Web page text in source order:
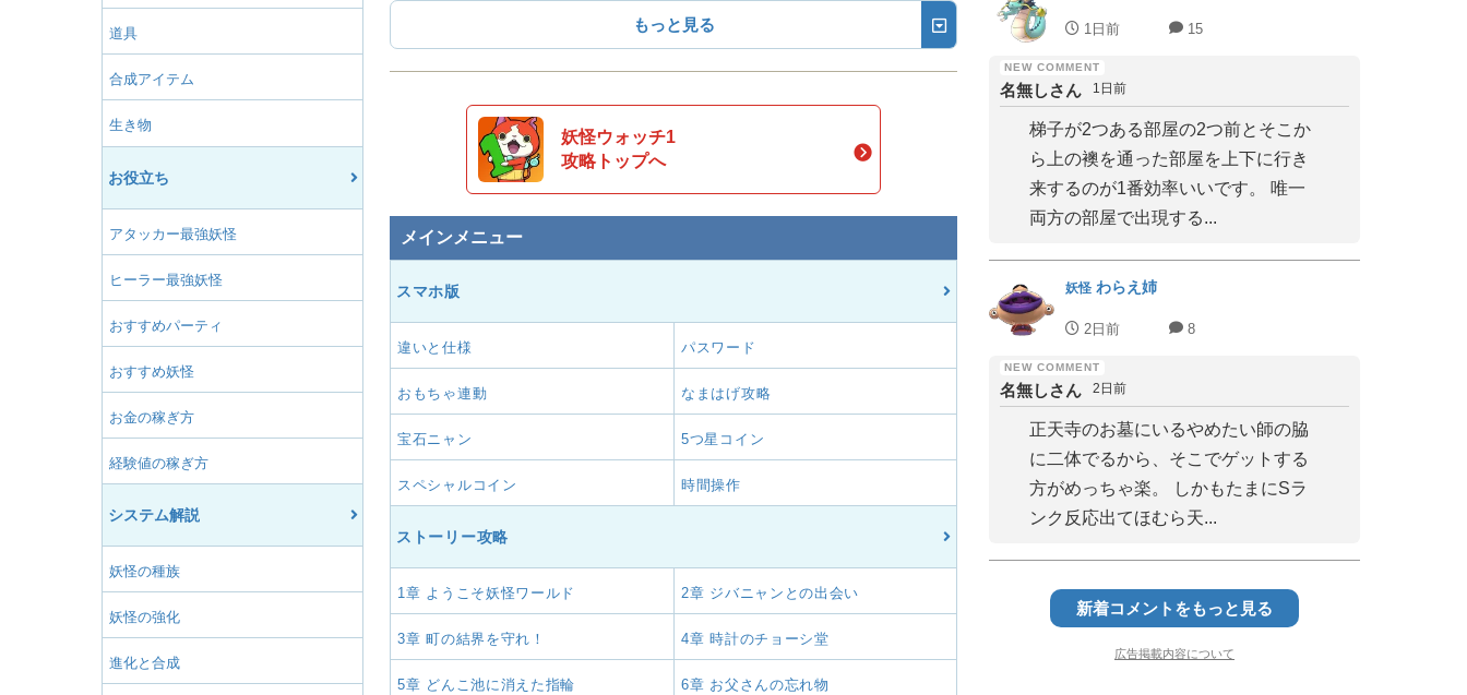
道具
合成アイテム
生き物
お役立ち
アタッカー最強妖怪
ヒーラー最強妖怪
おすすめパーティ
おすすめ妖怪
お金の稼ぎ方
経験値の稼ぎ方
システム解説
妖怪の種族
妖怪の強化
進化と合成
もっと見る
妖怪ウォッチ1
攻略トップへ
メインメニュー
スマホ版
違いと仕様 パスワード
おもちゃ連動 なまはげ攻略
宝石ニャン 5つ星コイン
スペシャルコイン 時間操作
ストーリー攻略
1章 ようこそ妖怪ワールド 2章 ジバニャンとの出会い
3章 町の結界を守れ！ 4章 時計のチョーシ堂
5章 どんこ池に消えた指輪 6章 お父さんの忘れ物
1日前 15
名無しさん 1日前
梯子が2つある部屋の2つ前とそこか
ら上の襖を通った部屋を上下に行き
来するのが1番効率いいです。 唯一
両方の部屋で出現する...
妖怪 わらえ姉
2日前 8
名無しさん 2日前
正天寺のお墓にいるやめたい師の脇
に二体でるから、そこでゲットする
方がめっちゃ楽。 しかもたまにSラ
ンク反応出てほむら天...
新着コメントをもっと見る
広告掲載内容について